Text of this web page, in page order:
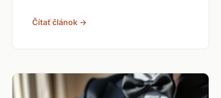
Čítať článok →